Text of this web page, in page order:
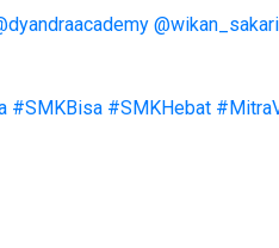
#SMKBisa #SMKHebat